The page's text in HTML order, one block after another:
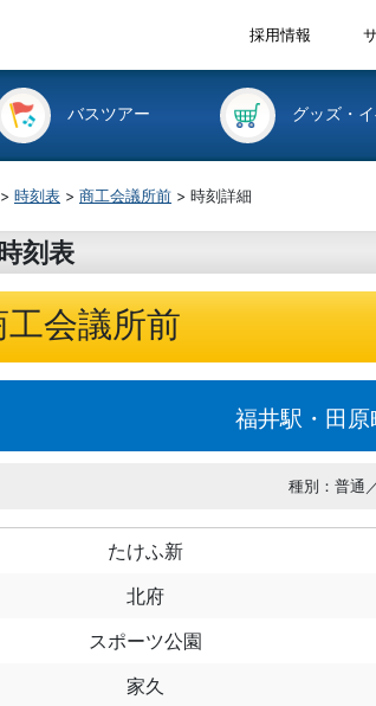
採用情報
バスツアー グッズ・イ
時刻表 > 商工会議所前 > 時刻詳細
刻表
会議所前
福井駅・田
種別：普通
たけふ新
北府
スポーツ公園
家久